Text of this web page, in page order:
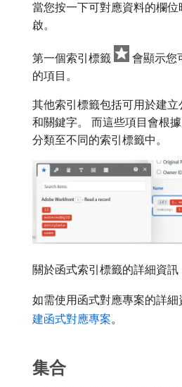
當您按一下可對應資料的欄
啟。
第一個索引標籤
會顯示您
的項目。
其他索引標籤包括可用於建
和關鍵字。 而這些項目會根
分類至不同的索引標籤中。
關於函式索引標籤的詳細資訊
如需使用函式對應專案的詳細
建函式對應專案。
集合